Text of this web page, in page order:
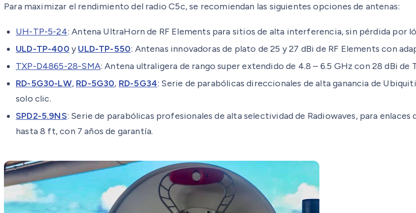
Para maximizar el rendimiento del radio C5c, se recomiendan las siguientes opciones de antenas:
UH-TP-5-24: Antena UltraHorn de RF Elements para sitios de alta interferencia, sin pérdida por
ULD-TP-400 yULD-TP-550: Antenas innovadoras de plato de 25 y 27 dBi de RF Elements con
TXP-D4865-28-SMA: Antena ultraligera de rango super extendido de 4.8 – 6.5 GHz con 28 dBi de
RD-5G30-LW, RD-5G30, RD-5G34: Serie de parabólicas direccionales de alta ganancia de
solo clic.
SPD2-5.9NS: Serie de parabólicas profesionales de alta selectividad de Radiowaves, para
hasta 8 ft, con 7 años de garantía.